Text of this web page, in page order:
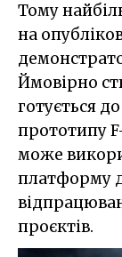
Тому
на
Ймовірно
готується
прототипу
може
платформу
проєктів.